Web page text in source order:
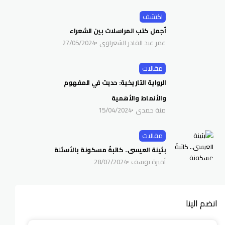
اكتشف
أجمل كتب المراسلات بين الشعراء
عمر عبد القادر الشعراوي 27/05/2024
مقالات
الرواية التاريخية: حديث في المفهوم
والأنماط والأهمية
منة حمدي 15/04/2024
مقالات
بثينة العيسى.. كاتبةٌ مسكونة بالأسئلة
أميرة يوسف 28/07/2024
انضم الينا